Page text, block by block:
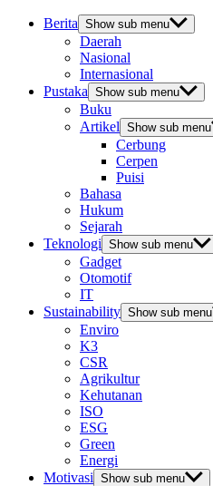
Berita Show sub menu
Daerah
Nasional
Internasional
Pustaka Show sub menu
Buku
Artikel Show sub menu
Cerbung
Cerpen
Puisi
Bahasa
Hukum
Sejarah
Teknologi Show sub menu
Gadget
Otomotif
IT
Sustainability Show sub menu
Enviro
K3
CSR
Agrikultur
Kehutanan
ISO
ESG
Green
Energi
Motivasi Show sub menu